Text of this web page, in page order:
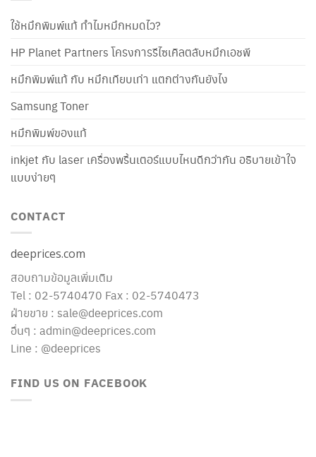
ใช้หมึกพิมพ์แท้ ทำไมหมึกหมดไว?
HP Planet Partners โครงการรีไซเคิลตลับหมึกเอชพี
หมึกพิมพ์แท้ กับ หมึกเทียบเท่า แตกต่างกันยังไง
Samsung Toner
หมึกพิมพ์ของแท้
inkjet กับ laser เครื่องพริ้นเตอร์แบบไหนดีกว่ากัน อธิบายเข้าใจ
แบบง่ายๆ
CONTACT
deeprices.com
สอบถามข้อมูลเพิ่มเติม
Tel : 02-5740470 Fax : 02-5740473
ฝ่ายขาย : sale@deeprices.com
อื่นๆ : admin@deeprices.com
Line : @deeprices
FIND US ON FACEBOOK